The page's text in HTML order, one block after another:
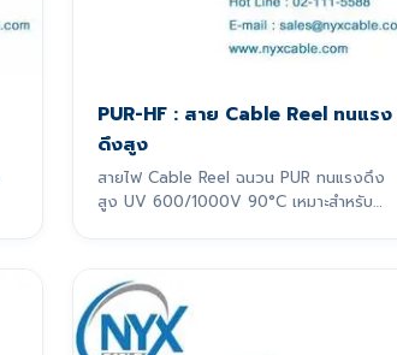
PUR-HF : สาย Cable Reel ทนแรง
ดึงสูง
สายไฟ Cable Reel ฉนวน PUR ทนแรงดึง
สูง UV 600/1000V 90°C เหมาะสำหรับ
รองรับการเคลื่อนที่แบบไดนามิกอย่างหนัก
หน่วง โดยเฉพาะ